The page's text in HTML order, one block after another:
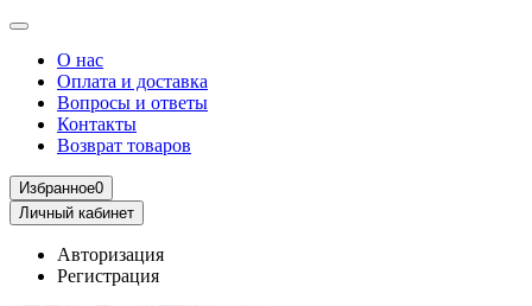
О нас
Оплата и доставка
Вопросы и ответы
Контакты
Возврат товаров
Избранное0
Личный кабинет
Авторизация
Регистрация